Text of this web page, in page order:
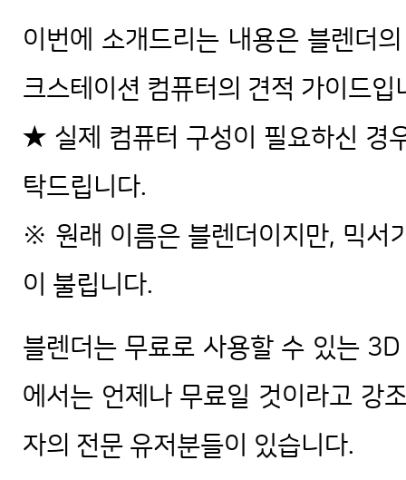
이번에 소개드리는 내용은 블렌더
크스테이션 컴퓨터의 견적 가이드입
★ 실제 컴퓨터 구성이 필요하신 경
탁드립니다.
※ 원래 이름은 블렌더이지만, 믹서
이 불립니다.
블렌더는 무료로 사용할 수 있는
에서는 언제나 무료일 것이라고 강
자의 전문 유저분들이 있습니다.